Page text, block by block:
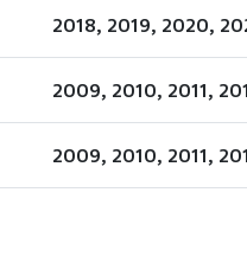
2018, 2019, 2020,
2009, 2010, 2011,
2009, 2010, 2011,